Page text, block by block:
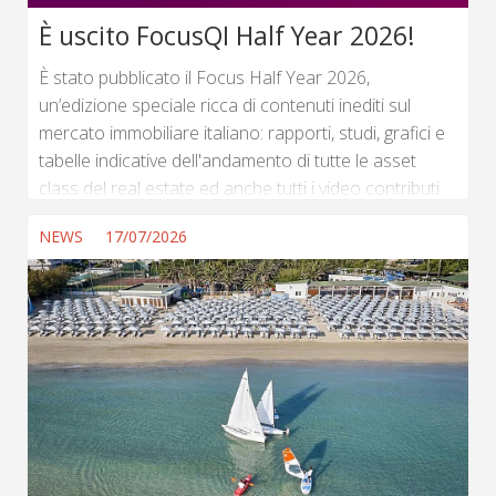
È uscito FocusQI Half Year 2026!
È stato pubblicato il Focus Half Year 2026,
un’edizione speciale ricca di contenuti inediti sul
mercato immobiliare italiano: rapporti, studi, grafici e
tabelle indicative dell'andamento di tutte le asset
class del real estate ed anche tutti i video contributi
durante l'evento Trends Half Year 2026. Oltre 60
articoli dedicati a tutte le asset class dell'immobiliare
con anche il sentiment degli operatori per i prossimi
sei mesi di mercato. Vai al Focus Half Year 2026 ...
NEWS 17/07/2026